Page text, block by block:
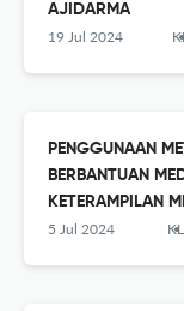
AJIDARMA
19 Jul 2024
PENGGUNAAN
BERBANTUAN
KETERAMPILAN
SMP NEGERI 7
5 Jul 2024